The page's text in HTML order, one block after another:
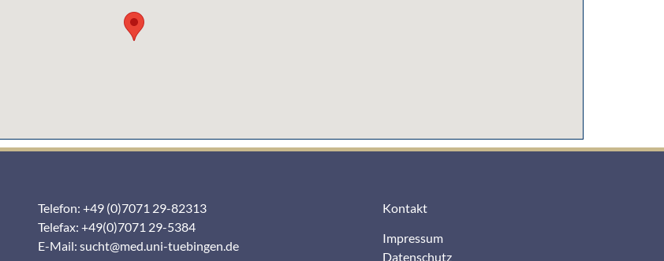
Telefon: +49 (0)7071 29-82313
Telefax: +49(0)7071 29-5384
E-Mail: sucht@med.uni-tuebingen.de
Kontakt
Impressum
Datenschutz